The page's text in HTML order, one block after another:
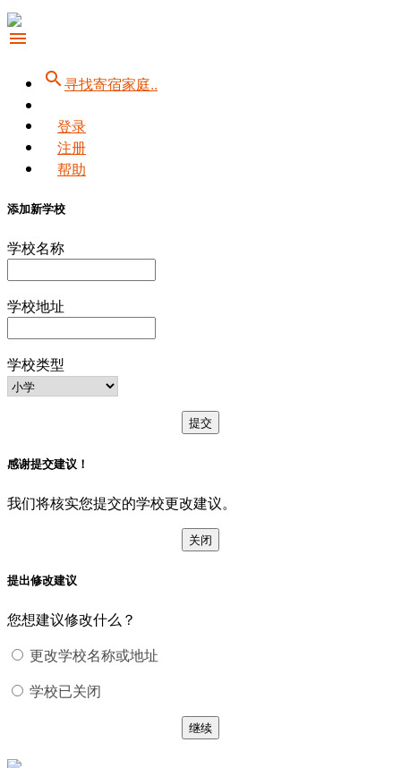
menu
search寻找寄宿家庭..
登录
注册
帮助
添加新学校
学校名称
学校地址
学校类型
提交
感谢提交建议！
我们将核实您提交的学校更改建议。
关闭
提出修改建议
您想建议修改什么？
更改学校名称或地址
学校已关闭
继续